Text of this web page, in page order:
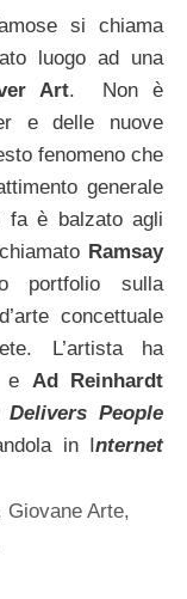
si chiama
luogo ad una
Art. Non è
e delle nuove
fenomeno che
generale
fa è balzato agli
Ramsay
portfolio sulla
concettuale
L’artista ha
e Ad Reinhardt
Delivers People
in Internet
Giovane Arte,